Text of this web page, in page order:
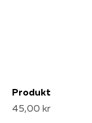
Produkt
45,00 kr